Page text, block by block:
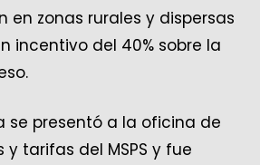
en zonas rurales y dispersas
incentivo del 40% sobre la
se presentó a la oficina de
tarifas del MSPS y fue